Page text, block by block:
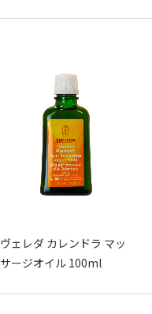
ヴェレダ カレンドラ マッ
サージオイル 100ml